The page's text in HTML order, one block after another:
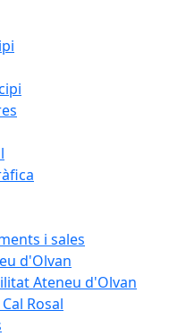
i sales
d'Olvan
Ateneu d'Olvan
Rosal